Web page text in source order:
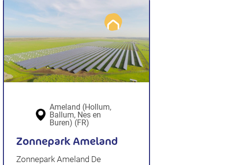
Ameland (Hollum,
Ballum, Nes en
Buren) (FR)
Zonnepark Ameland
Zonnepark Ameland De